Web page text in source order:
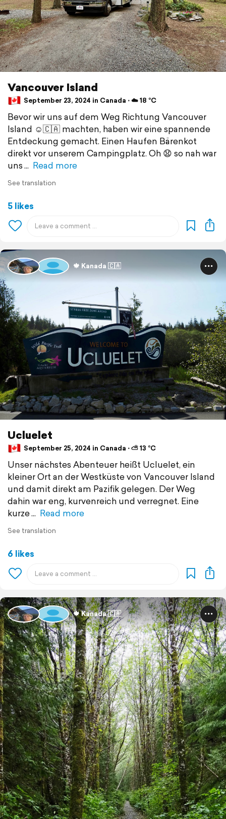
Vancouver Island
September 23, 2024 in Canada ⋅ ☁️ 18 °C
Bevor wir uns auf dem Weg Richtung Vancouver
Island ☺️🇨🇦 machten, haben wir eine spannende
Entdeckung gemacht. Einen Haufen Bärenkot
direkt vor unserem Campingplatz. Oh 😧 so nah war
uns
Read more
See translation
5 likes
🍁 Kanada 🇨🇦
Ucluelet
September 25, 2024 in Canada ⋅ ⛅ 13 °C
Unser nächstes Abenteuer heißt Ucluelet, ein
kleiner Ort an der Westküste von Vancouver Island
und damit direkt am Pazifik gelegen. Der Weg
dahin war eng, kurvenreich und verregnet. Eine
kurze
Read more
See translation
6 likes
🍁 Kanada 🇨🇦